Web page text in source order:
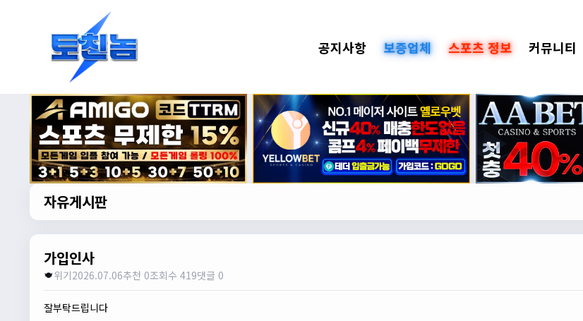
공지사항 보증업체 스포츠 정보 커뮤니티
자유게시판
가입인사
위기2026.07.06추천 0조회수 419댓글 0
잘부탁드립니다